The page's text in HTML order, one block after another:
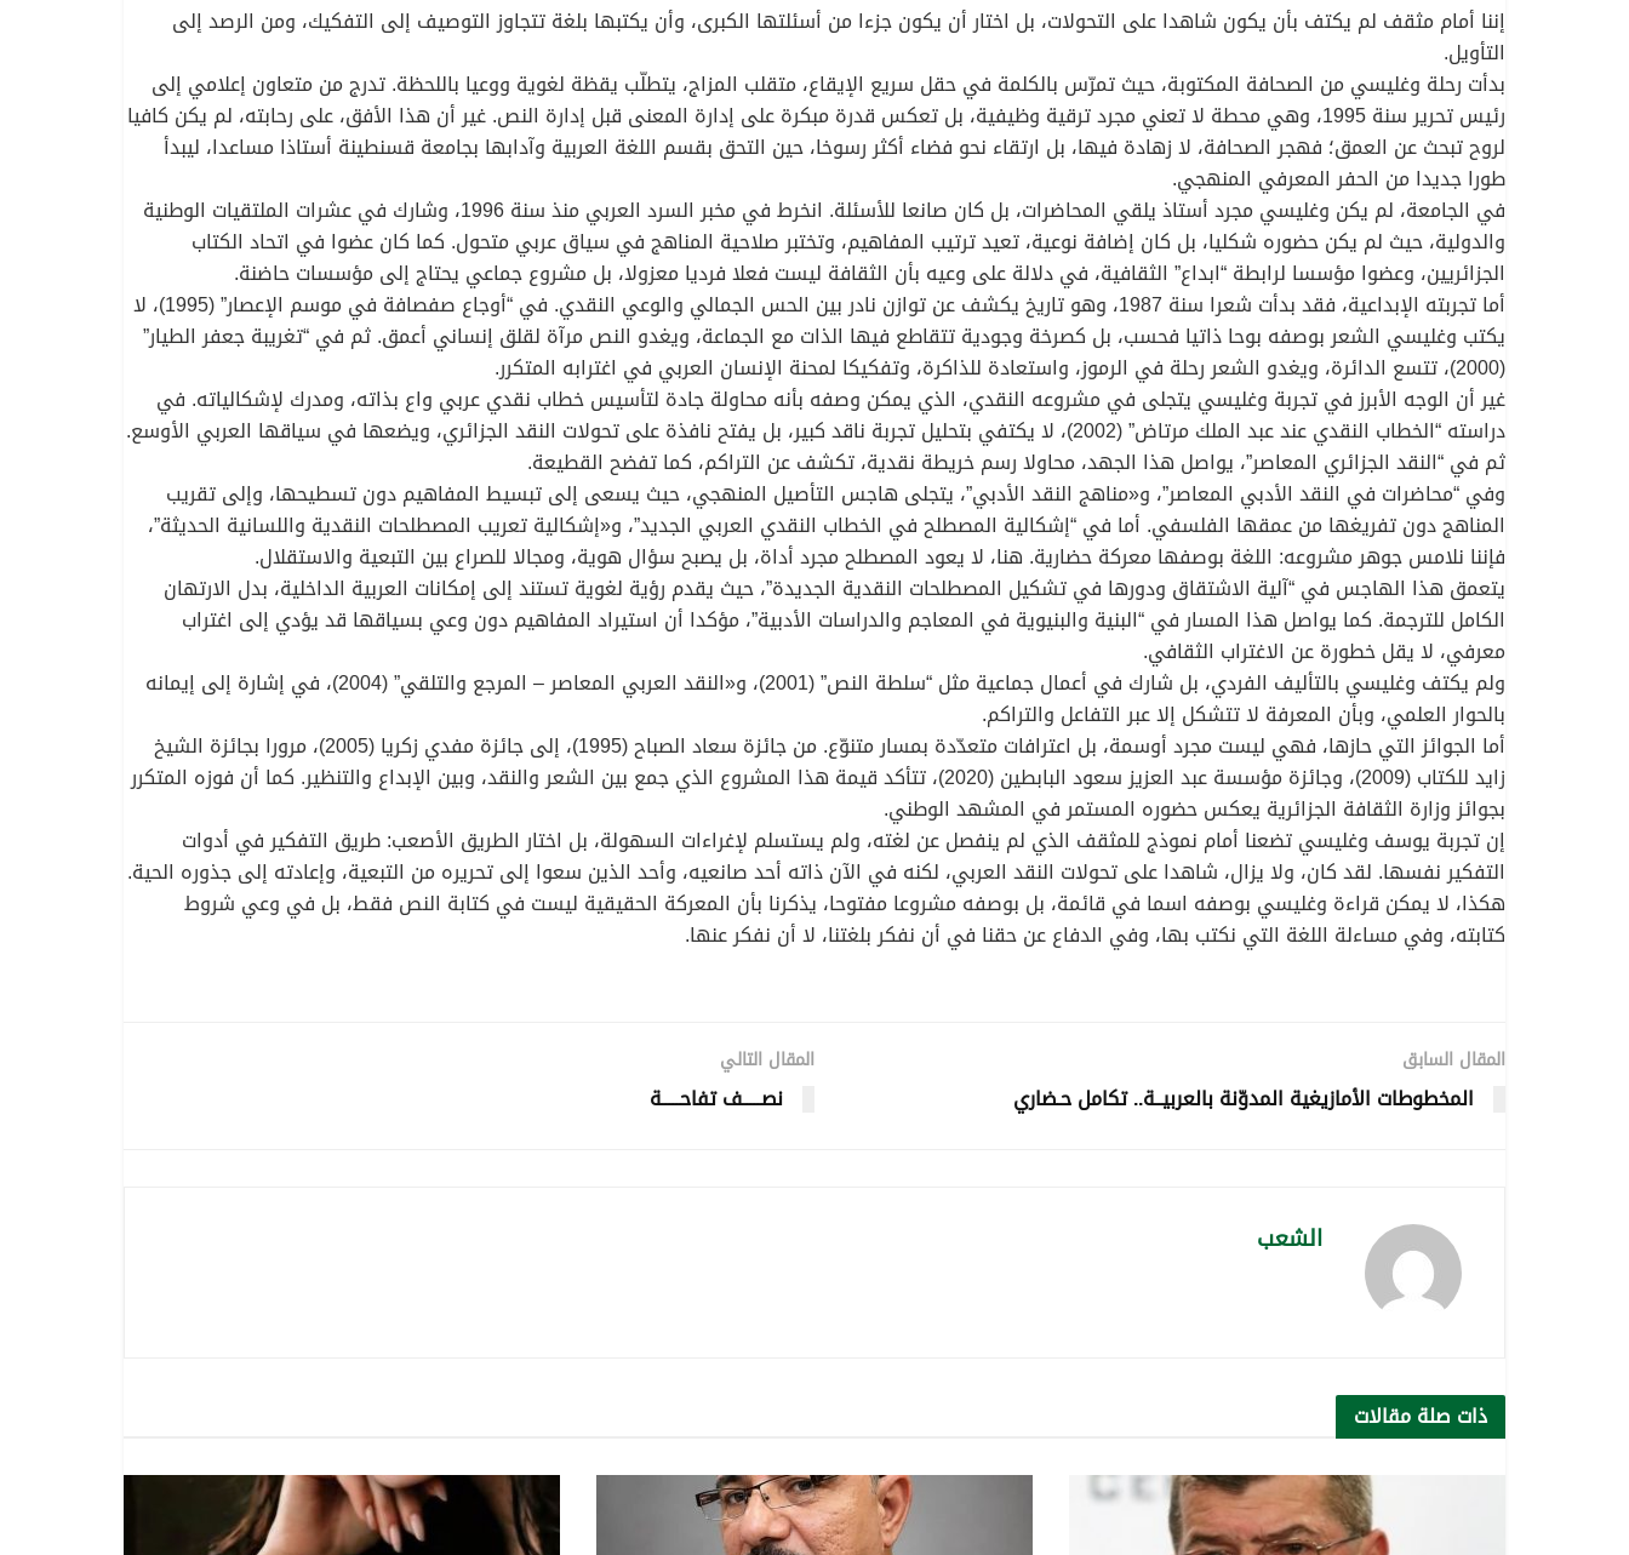
إننا أمام مثقف لم يكتف بأن يكون شاهدا على التحولات، بل اختار أن يكون جزءا من أسئلتها الكبرى، وأن يكتبها بلغة تتجاوز التوصيف إلى التفكيك، ومن الرصد إلى
التأويل.
بدأت رحلة وغليسي من الصحافة المكتوبة، حيث تمرّس بالكلمة في حقل سريع الإيقاع، متقلب المزاج، يتطلّب يقظة لغوية ووعيا باللحظة. تدرج من متعاون إعلامي إلى
رئيس تحرير سنة 1995، وهي محطة لا تعني مجرد ترقية وظيفية، بل تعكس قدرة مبكرة على إدارة المعنى قبل إدارة النص. غير أن هذا الأفق، على رحابته، لم يكن كافيا
لروح تبحث عن العمق؛ فهجر الصحافة، لا زهادة فيها، بل ارتقاء نحو فضاء أكثر رسوخا، حين التحق بقسم اللغة العربية وآدابها بجامعة قسنطينة أستاذا مساعدا، ليبدأ
طورا جديدا من الحفر المعرفي المنهجي.
في الجامعة، لم يكن وغليسي مجرد أستاذ يلقي المحاضرات، بل كان صانعا للأسئلة. انخرط في مخبر السرد العربي منذ سنة 1996، وشارك في عشرات الملتقيات الوطنية
والدولية، حيث لم يكن حضوره شكليا، بل كان إضافة نوعية، تعيد ترتيب المفاهيم، وتختبر صلاحية المناهج في سياق عربي متحول. كما كان عضوا في اتحاد الكتاب
الجزائريين، وعضوا مؤسسا لرابطة “ابداع” الثقافية، في دلالة على وعيه بأن الثقافة ليست فعلا فرديا معزولا، بل مشروع جماعي يحتاج إلى مؤسسات حاضنة.
أما تجربته الإبداعية، فقد بدأت شعرا سنة 1987، وهو تاريخ يكشف عن توازن نادر بين الحس الجمالي والوعي النقدي. في “أوجاع صفصافة في موسم الإعصار” (1995)، لا
يكتب وغليسي الشعر بوصفه بوحا ذاتيا فحسب، بل كصرخة وجودية تتقاطع فيها الذات مع الجماعة، ويغدو النص مرآة لقلق إنساني أعمق. ثم في “تغريبة جعفر الطيار”
(2000)، تتسع الدائرة، ويغدو الشعر رحلة في الرموز، واستعادة للذاكرة، وتفكيكا لمحنة الإنسان العربي في اغترابه المتكرر.
غير أن الوجه الأبرز في تجربة وغليسي يتجلى في مشروعه النقدي، الذي يمكن وصفه بأنه محاولة جادة لتأسيس خطاب نقدي عربي واع بذاته، ومدرك لإشكالياته. في
دراسته “الخطاب النقدي عند عبد الملك مرتاض” (2002)، لا يكتفي بتحليل تجربة ناقد كبير، بل يفتح نافذة على تحولات النقد الجزائري، ويضعها في سياقها العربي الأوسع.
ثم في “النقد الجزائري المعاصر”، يواصل هذا الجهد، محاولا رسم خريطة نقدية، تكشف عن التراكم، كما تفضح القطيعة.
وفي “محاضرات في النقد الأدبي المعاصر”، و«مناهج النقد الأدبي”، يتجلى هاجس التأصيل المنهجي، حيث يسعى إلى تبسيط المفاهيم دون تسطيحها، وإلى تقريب
المناهج دون تفريغها من عمقها الفلسفي. أما في “إشكالية المصطلح في الخطاب النقدي العربي الجديد”، و«إشكالية تعريب المصطلحات النقدية واللسانية الحديثة”،
فإننا نلامس جوهر مشروعه: اللغة بوصفها معركة حضارية. هنا، لا يعود المصطلح مجرد أداة، بل يصبح سؤال هوية، ومجالا للصراع بين التبعية والاستقلال.
يتعمق هذا الهاجس في “آلية الاشتقاق ودورها في تشكيل المصطلحات النقدية الجديدة”، حيث يقدم رؤية لغوية تستند إلى إمكانات العربية الداخلية، بدل الارتهان
الكامل للترجمة. كما يواصل هذا المسار في “البنية والبنيوية في المعاجم والدراسات الأدبية”، مؤكدا أن استيراد المفاهيم دون وعي بسياقها قد يؤدي إلى اغتراب
معرفي، لا يقل خطورة عن الاغتراب الثقافي.
ولم يكتف وغليسي بالتأليف الفردي، بل شارك في أعمال جماعية مثل “سلطة النص” (2001)، و«النقد العربي المعاصر – المرجع والتلقي” (2004)، في إشارة إلى إيمانه
بالحوار العلمي، وبأن المعرفة لا تتشكل إلا عبر التفاعل والتراكم.
أما الجوائز التي حازها، فهي ليست مجرد أوسمة، بل اعترافات متعدّدة بمسار متنوّع. من جائزة سعاد الصباح (1995)، إلى جائزة مفدي زكريا (2005)، مرورا بجائزة الشيخ
زايد للكتاب (2009)، وجائزة مؤسسة عبد العزيز سعود البابطين (2020)، تتأكد قيمة هذا المشروع الذي جمع بين الشعر والنقد، وبين الإبداع والتنظير. كما أن فوزه المتكرر
بجوائز وزارة الثقافة الجزائرية يعكس حضوره المستمر في المشهد الوطني.
إن تجربة يوسف وغليسي تضعنا أمام نموذج للمثقف الذي لم ينفصل عن لغته، ولم يستسلم لإغراءات السهولة، بل اختار الطريق الأصعب: طريق التفكير في أدوات
التفكير نفسها. لقد كان، ولا يزال، شاهدا على تحولات النقد العربي، لكنه في الآن ذاته أحد صانعيه، وأحد الذين سعوا إلى تحريره من التبعية، وإعادته إلى جذوره الحية.
هكذا، لا يمكن قراءة وغليسي بوصفه اسما في قائمة، بل بوصفه مشروعا مفتوحا، يذكرنا بأن المعركة الحقيقية ليست في كتابة النص فقط، بل في وعي شروط
كتابته، وفي مساءلة اللغة التي نكتب بها، وفي الدفاع عن حقنا في أن نفكر بلغتنا، لا أن نفكر عنها.
المقال السابق
المخطوطات الأمازيغية المدوّنة بالعربيــة.. تكامل حـضاري
المقال التالي
نصـــــف تفاحـــــة
الشعب
ذات صلةمقالات